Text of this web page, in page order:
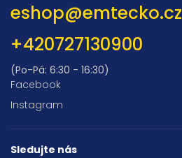
eshop@emtecko.cz
+420727130900
(Po-Pá: 6:30 - 16:30)
Facebook
Instagram
Sledujte nás